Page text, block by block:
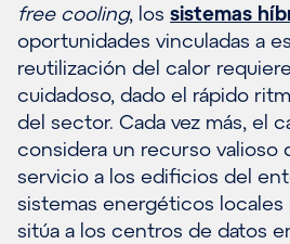
free cooling, los sistemas
oportunidades vinculadas a
reutilización del calor
cuidadoso, dado el rápido
del sector. Cada vez más, el
considera un recurso valioso
servicio a los edificios del
sistemas energéticos locales
sitúa a los centros de datos